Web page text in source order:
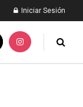
Iniciar Sesión